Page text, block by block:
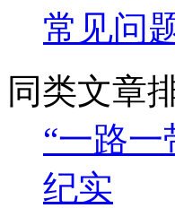
常见问
同类文章
“一路
纪实